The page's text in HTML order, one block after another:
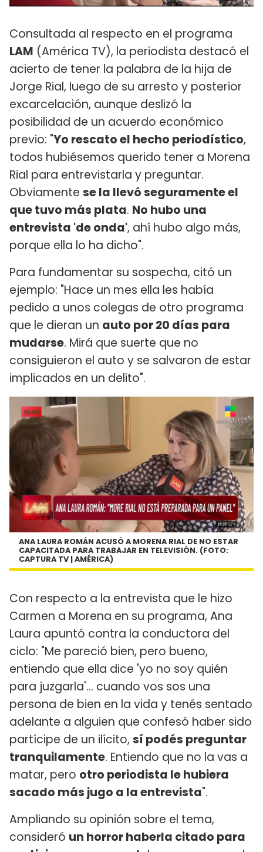
Consultada al respecto en el programa
LAM (América TV), la periodista destacó el
acierto de tener la palabra de la hija de
Jorge Rial, luego de su arresto y posterior
excarcelación, aunque deslizó la
posibilidad de un acuerdo económico
previo: "Yo rescato el hecho periodístico,
todos hubiésemos querido tener a Morena
Rial para entrevistarla y preguntar.
Obviamente se la llevó seguramente el
que tuvo más plata. No hubo una
entrevista 'de onda', ahí hubo algo más,
porque ella lo ha dicho".
Para fundamentar su sospecha, citó un
ejemplo: "Hace un mes ella les había
pedido a unos colegas de otro programa
que le dieran un auto por 20 días para
mudarse. Mirá que suerte que no
consiguieron el auto y se salvaron de estar
implicados en un delito".
ANA LAURA ROMÁN ACUSÓ A MORENA RIAL DE NO ESTAR
CAPACITADA PARA TRABAJAR EN TELEVISIÓN. (FOTO:
CAPTURA TV | AMÉRICA)
Con respecto a la entrevista que le hizo
Carmen a Morena en su programa, Ana
Laura apuntó contra la conductora del
ciclo: "Me pareció bien, pero bueno,
entiendo que ella dice 'yo no soy quién
para juzgarla'... cuando vos sos una
persona de bien en la vida y tenés sentado
adelante a alguien que confesó haber sido
partícipe de un ilícito, sí podés preguntar
tranquilamente. Entiendo que no la vas a
matar, pero otro periodista le hubiera
sacado más jugo a la entrevista".
Ampliando su opinión sobre el tema,
consideró un horror haberla citado para